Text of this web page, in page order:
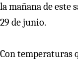
la mañana de este
29 de junio.
Con temperaturas